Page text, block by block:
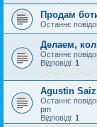
Продам
Останнє
Делаем,
Останнє
Відповіді: 1
Agustin
Останнє
pm
Відповіді: 1